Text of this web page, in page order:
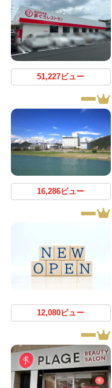
51,227ビュー
16,286ビュー
12,080ビュー